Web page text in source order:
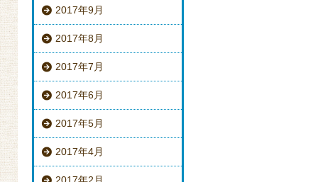
2017年9月
2017年8月
2017年7月
2017年6月
2017年5月
2017年4月